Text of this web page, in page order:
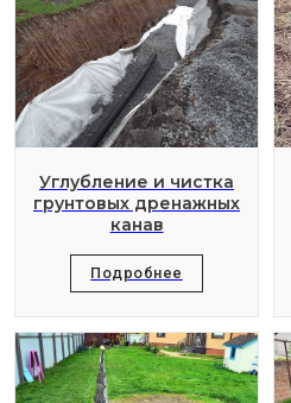
Углубление и чистка
грунтовых дренажных
канав
Подробнее